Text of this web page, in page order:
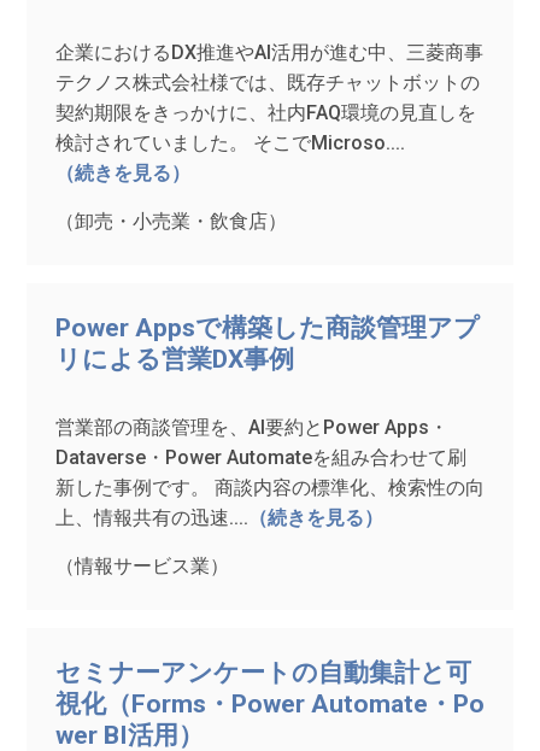
企業におけるDX推進やAI活用が進む中、三菱商事
テクノス株式会社様では、既存チャットボットの
契約期限をきっかけに、社内FAQ環境の見直しを
検討されていました。 そこでMicroso....
（続きを見る）
（卸売・小売業・飲食店）
Power Appsで構築した商談管理アプ
リによる営業DX事例
営業部の商談管理を、AI要約とPower Apps・
Dataverse・Power Automateを組み合わせて刷
新した事例です。 商談内容の標準化、検索性の向
上、情報共有の迅速.... （続きを見る）
（情報サービス業）
セミナーアンケートの自動集計と可
視化（Forms・Power Automate・Po
wer BI活用）